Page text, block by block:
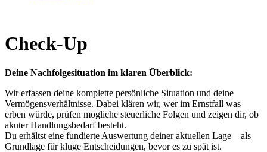
Check-Up
Deine Nachfolgesituation im klaren Überblick:
Wir erfassen deine komplette persönliche Situation und deine
Vermögensverhältnisse. Dabei klären wir, wer im Ernstfall was
erben würde, prüfen mögliche steuerliche Folgen und zeigen dir, ob
akuter Handlungsbedarf besteht.
Du erhältst eine fundierte Auswertung deiner aktuellen Lage – als
Grundlage für kluge Entscheidungen, bevor es zu spät ist.